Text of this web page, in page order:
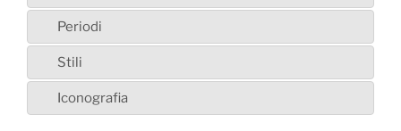
Periodi
Stili
Iconografia